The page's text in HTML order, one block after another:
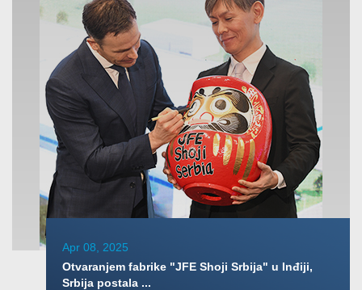
Apr 08, 2025
Otvaranjem fabrike "JFE Shoji Srbija" u Inđiji,
Srbija postala ...